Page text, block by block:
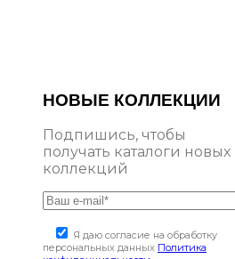
НОВЫЕ КОЛЛЕКЦИИ
Подпишись, чтобы
получать каталоги новых
коллекций
Я даю согласие на обработку
персональных данных Политика